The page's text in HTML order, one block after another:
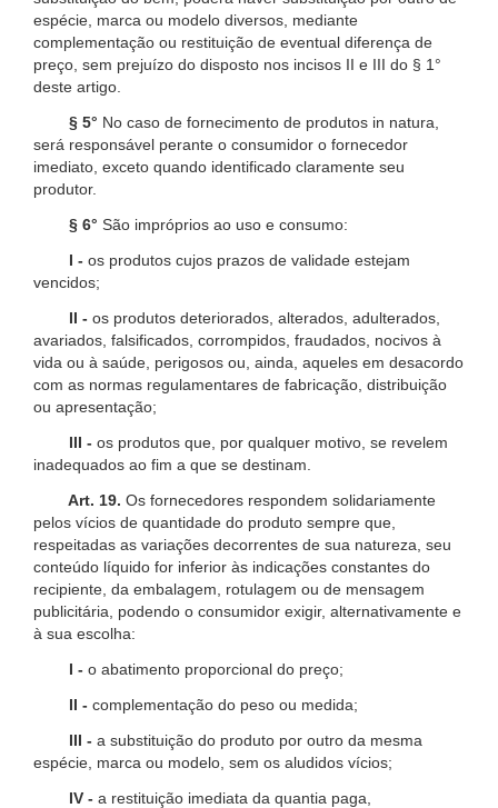
espécie, marca ou modelo diversos, mediante
complementação ou restituição de eventual diferença de
preço, sem prejuízo do disposto nos incisos II e III do § 1°
deste artigo.
§ 5° No caso de fornecimento de produtos in natura,
será responsável perante o consumidor o fornecedor
imediato, exceto quando identificado claramente seu
produtor.
§ 6° São impróprios ao uso e consumo:
I - os produtos cujos prazos de validade estejam
vencidos;
II - os produtos deteriorados, alterados, adulterados,
avariados, falsificados, corrompidos, fraudados, nocivos à
vida ou à saúde, perigosos ou, ainda, aqueles em desacordo
com as normas regulamentares de fabricação, distribuição
ou apresentação;
III - os produtos que, por qualquer motivo, se revelem
inadequados ao fim a que se destinam.
Art. 19. Os fornecedores respondem solidariamente
pelos vícios de quantidade do produto sempre que,
respeitadas as variações decorrentes de sua natureza, seu
conteúdo líquido for inferior às indicações constantes do
recipiente, da embalagem, rotulagem ou de mensagem
publicitária, podendo o consumidor exigir, alternativamente e
à sua escolha:
I - o abatimento proporcional do preço;
II - complementação do peso ou medida;
III - a substituição do produto por outro da mesma
espécie, marca ou modelo, sem os aludidos vícios;
IV - a restituição imediata da quantia paga,